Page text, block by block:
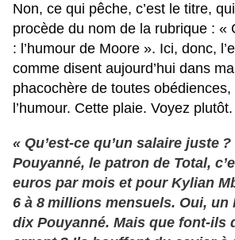
Non, ce qui pêche, c’est le titre,
procède du nom de la rubrique : «
: l’humour de Moore ». Ici, donc,
comme disent aujourd’hui dans
phacochère de toutes obédiences,
l’humour. Cette plaie. Voyez plutôt.
« Qu’est-ce qu’un salaire juste
Pouyanné, le patron de Total,
euros par mois et pour Kylian
6 à 8 millions mensuels. Oui, un
dix Pouyanné. Mais que font-ils